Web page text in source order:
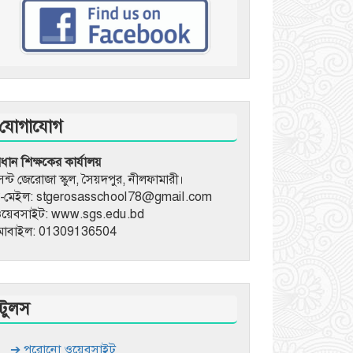
যোগাযোগ
শিক্ষকের কার্যালয়
জেরোজা স্কুল, সৈয়দপুর, নীলফামারী।
মেইল: stgerosasschool78@gmail.com
www.sgs.edu.bd
01309136504
টুলস
➔ পুরোনো ওয়েবসাইট